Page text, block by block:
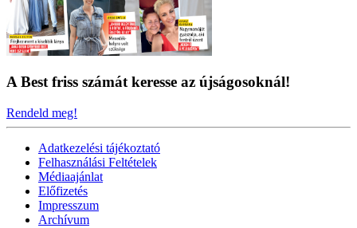
A Best friss számát keresse az újságosoknál!
Rendeld meg!
Adatkezelési tájékoztató
Felhasználási Feltételek
Médiaajánlat
Előfizetés
Impresszum
Archívum